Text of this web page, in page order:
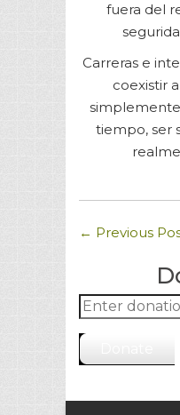
fuera del
Carreras e
coexistir
tiempo, ser
← Previous